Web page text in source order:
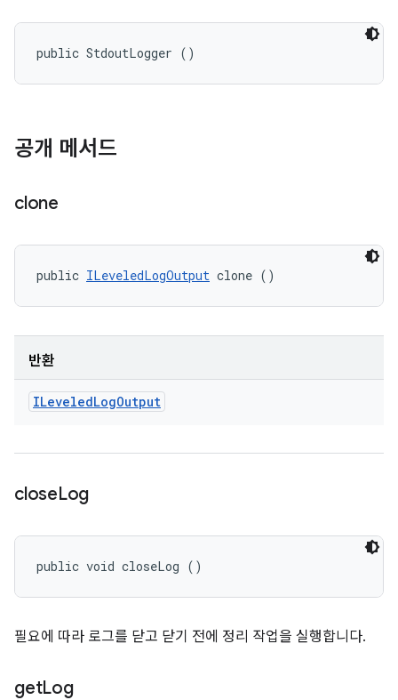
public StdoutLogger ()
공개 메서드
clone
public ILeveledLogOutput clone ()
반환
ILeveledLogOutput
closeLog
public void closeLog ()
필요에 따라 로그를 닫고 닫기 전에 정리 작업을 실행합니다.
getLog